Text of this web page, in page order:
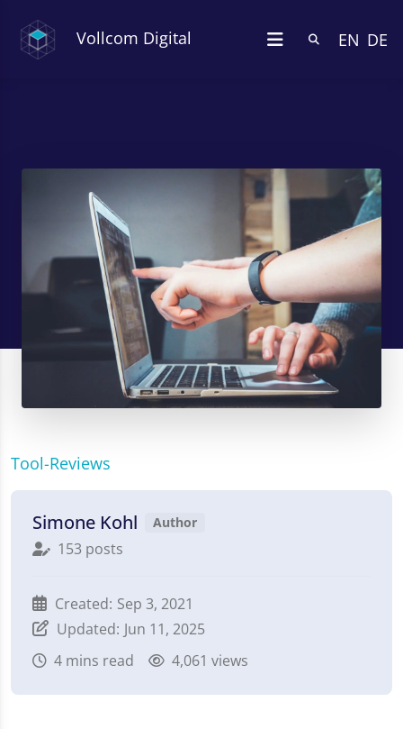
Vollcom Digital EN DE
Tool-Reviews
Simone Kohl Author
153 posts
Created: Sep 3, 2021
Updated: Jun 11, 2025
4 mins read 4,061 views